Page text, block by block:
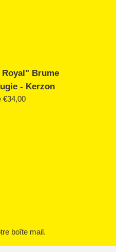
Brume
- Kerzon
€34,00
boîte mail.